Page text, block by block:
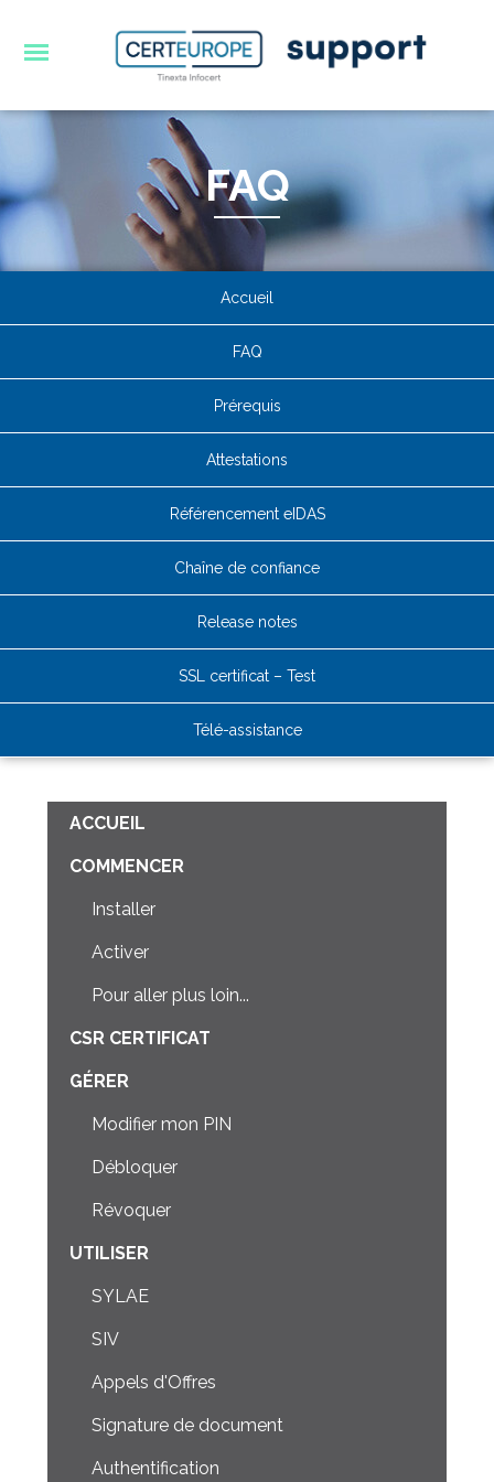
FAQ
Accueil
FAQ
Prérequis
Attestations
Référencement eIDAS
Chaîne de confiance
Release notes
SSL certificat – Test
Télé-assistance
ACCUEIL
COMMENCER
Installer
Activer
Pour aller plus loin...
CSR CERTIFICAT
GÉRER
Modifier mon PIN
Débloquer
Révoquer
UTILISER
SYLAE
SIV
Appels d'Offres
Signature de document
Authentification